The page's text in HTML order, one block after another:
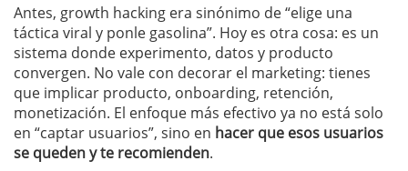
Antes, growth hacking era sinónimo de “elige una
táctica viral y ponle gasolina”. Hoy es otra cosa: es un
sistema donde experimento, datos y producto
convergen. No vale con decorar el marketing: tienes
que implicar producto, onboarding, retención,
monetización. El enfoque más efectivo ya no está solo
en “captar usuarios”, sino en hacer que esos usuarios
se queden y te recomienden.